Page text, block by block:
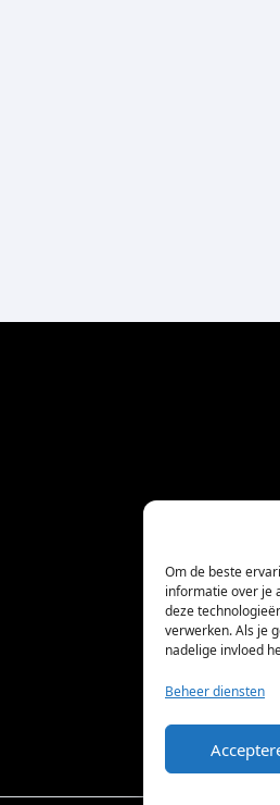
Om de beste
informatie over je
deze
verwerken. Als je
nadelige invloed
Beheer diensten